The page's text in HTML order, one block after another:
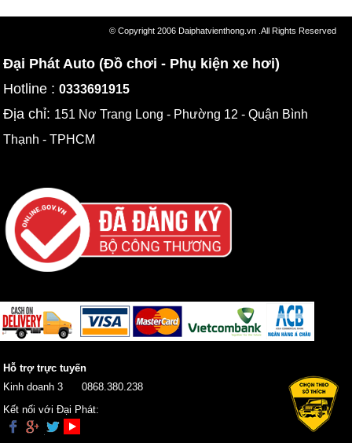
© Copyright 2006 Daiphatvienthong.vn .All Rights Reserved
Đại Phát Auto (Đồ chơi - Phụ kiện xe hơi)
Hotline :0333691915
Địa chỉ: 151 Nơ Trang Long - Phường 12 - Quận Bình
Thạnh - TPHCM
Hỗ trợ trực tuyến
Kinh doanh 3
0868.380.238
Kết nối với Đại Phát: